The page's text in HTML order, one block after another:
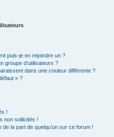
puis-je en rejoindre un ?
groupe d’utilisateurs ?
dans une couleur différente ?
» ?
!
non sollicités !
la part de quelqu’un sur ce forum !